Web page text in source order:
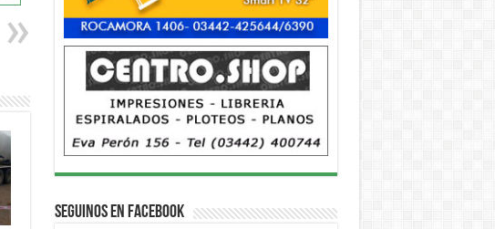
Seguinos en Facebook